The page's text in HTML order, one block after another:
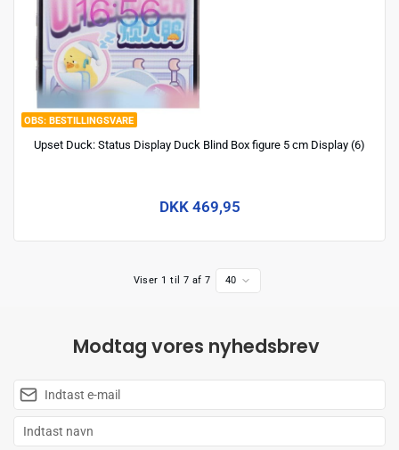
BESTILLINGSVARE
Upset Duck: Status Display Duck Blind Box figure 5 cm Display (6)
DKK 469,95
Viser 1 til 7 af 7 40
Modtag vores nyhedsbrev